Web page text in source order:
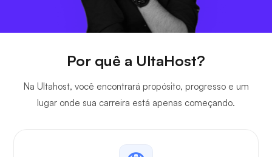
Por quê a UltaHost?
Na Ultahost, você encontrará propósito, progresso e um
lugar onde sua carreira está apenas começando.